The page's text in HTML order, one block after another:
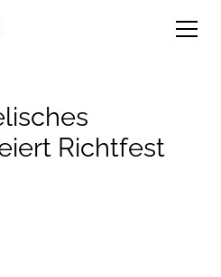
Richtfest